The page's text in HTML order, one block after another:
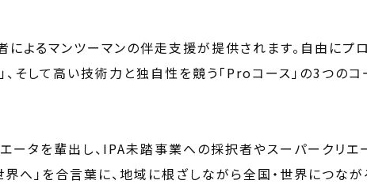
よるマンツーマンの伴走支援が提供されます。自由にプ
そして高い技術力と独自性を競う「Proコース」の3つの
タを輩出し、IPA未踏事業への採択者やスーパークリエ
へ」を合言葉に、地域に根ざしながら全国・世界につな